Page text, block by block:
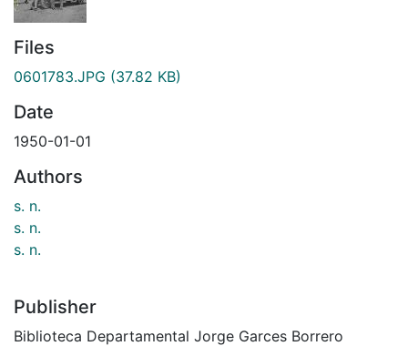
Files
0601783.JPG (37.82 KB)
Date
1950-01-01
Authors
s. n.
s. n.
s. n.
Publisher
Biblioteca Departamental Jorge Garces Borrero